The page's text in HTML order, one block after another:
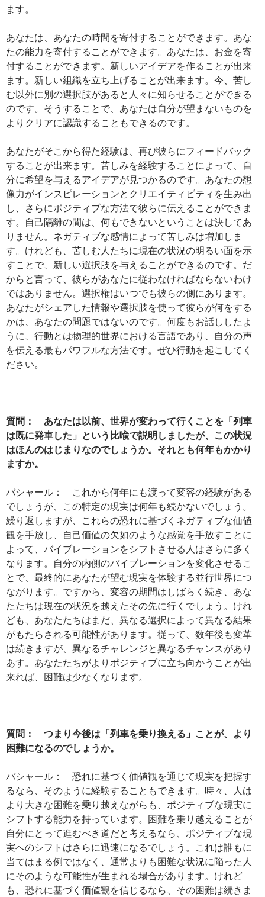
ます。
あなたは、あなたの時間を寄付することができます。あな
たの能力を寄付することができます。あなたは、お金を寄
付することができます。新しいアイデアを作ることが出来
ます。新しい組織を立ち上げることが出来ます。今、苦し
む以外に別の選択肢があると人々に知らせることができる
のです。そうすることで、あなたは自分が望まないものを
よりクリアに認識することもできるのです。
あなたがそこから得た経験は、再び彼らにフィードバック
することが出来ます。苦しみを経験することによって、自
分に希望を与えるアイデアが見つかるのです。あなたの想
像力がインスピレーションとクリエイティビティを生み出
し、さらにポジティブな方法で彼らに伝えることができま
す。自己隔離の間は、何もできないということは決してあ
りません。ネガティブな感情によって苦しみは増加しま
す。けれども、苦しむ人たちに現在の状況の明るい面を示
すことで、新しい選択肢を与えることができるのです。だ
からと言って、彼らがあなたに従わなければならないわけ
ではありません。選択権はいつでも彼らの側にあります。
あなたがシェアした情報や選択肢を使って彼らが何をする
かは、あなたの問題ではないのです。何度もお話ししたよ
うに、行動とは物理的世界における言語であり、自分の声
を伝える最もパワフルな方法です。ぜひ行動を起こしてく
ださい。
質問： あなたは以前、世界が変わって行くことを「列車
は既に発車した」という比喩で説明しましたが、この状況
はほんのはじまりなのでしょうか。それとも何年もかかり
ますか。
バシャール： これから何年にも渡って変容の経験がある
でしょうが、この特定の現実は何年も続かないでしょう。
繰り返しますが、これらの恐れに基づくネガティブな価値
観を手放し、自己価値の欠如のような感覚を手放すことに
よって、バイブレーションをシフトさせる人はさらに多く
なります。自分の内側のバイブレーションを変化させるこ
とで、最終的にあなたが望む現実を体験する並行世界につ
ながります。ですから、変容の期間はしばらく続き、あな
たたちは現在の状況を越えたその先に行くでしょう。けれ
ども、あなたたちはまだ、異なる選択によって異なる結果
がもたらされる可能性があります。従って、数年後も変革
は続きますが、異なるチャレンジと異なるチャンスがあり
あす。あなたたちがよりポジティブに立ち向かうことが出
来れば、困難は少なくなります。
質問： つまり今後は「列車を乗り換える」ことが、より
困難になるのでしょうか。
バシャール： 恐れに基づく価値観を通じて現実を把握す
るなら、そのように経験することもできます。時々、人は
より大きな困難を乗り越えながらも、ポジティブな現実に
シフトする能力を持っています。困難を乗り越えることが
自分にとって進むべき道だと考えるなら、ポジティブな現
実へのシフトはさらに迅速になるでしょう。これは誰もに
当てはまる例ではなく、通常よりも困難な状況に陥った人
にそのような可能性が生まれる場合があります。けれど
も、恐れに基づく価値観を信じるなら、その困難は続きま